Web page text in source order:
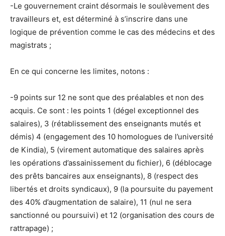
-Le gouvernement craint désormais le soulèvement des
travailleurs et, est déterminé à s’inscrire dans une
logique de prévention comme le cas des médecins et des
magistrats ;
En ce qui concerne les limites, notons :
-9 points sur 12 ne sont que des préalables et non des
acquis. Ce sont : les points 1 (dégel exceptionnel des
salaires), 3 (rétablissement des enseignants mutés et
démis) 4 (engagement des 10 homologues de l’université
de Kindia), 5 (virement automatique des salaires après
les opérations d’assainissement du fichier), 6 (déblocage
des prêts bancaires aux enseignants), 8 (respect des
libertés et droits syndicaux), 9 (la poursuite du payement
des 40% d’augmentation de salaire), 11 (nul ne sera
sanctionné ou poursuivi) et 12 (organisation des cours de
rattrapage) ;